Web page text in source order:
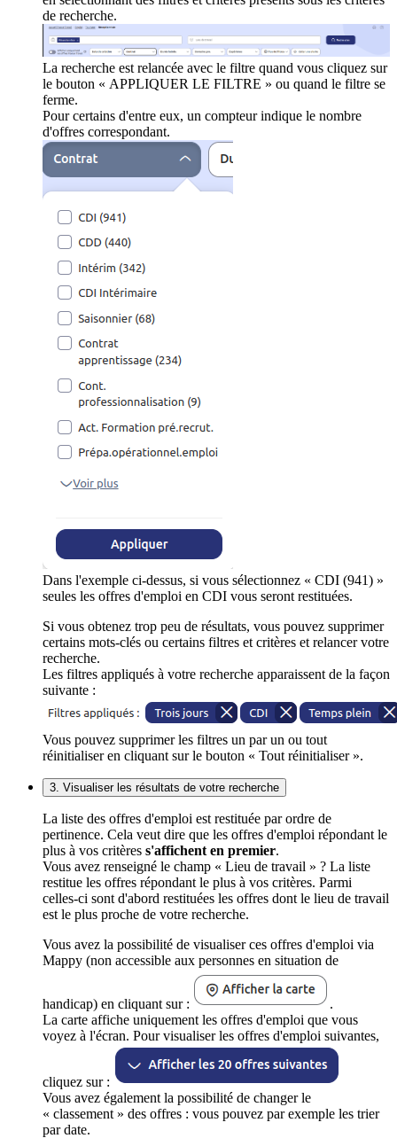
de recherche.
La recherche est relancée avec le filtre quand vous cliquez sur
le bouton « APPLIQUER LE FILTRE » ou quand le filtre se
ferme.
Pour certains d'entre eux, un compteur indique le nombre
d'offres correspondant.
Dans l'exemple ci-dessus, si vous sélectionnez « CDI (941) »
seules les offres d'emploi en CDI vous seront restituées.
Si vous obtenez trop peu de résultats, vous pouvez supprimer
certains mots-clés ou certains filtres et critères et relancer votre
recherche.
Les filtres appliqués à votre recherche apparaissent de la façon
suivante :
Vous pouvez supprimer les filtres un par un ou tout
réinitialiser en cliquant sur le bouton « Tout réinitialiser ».
3. Visualiser les résultats de votre recherche
La liste des offres d'emploi est restituée par ordre de
pertinence. Cela veut dire que les offres d'emploi répondant le
plus à vos critères s'affichent en premier.
Vous avez renseigné le champ « Lieu de travail » ? La liste
restitue les offres répondant le plus à vos critères. Parmi
celles-ci sont d'abord restituées les offres dont le lieu de travail
est le plus proche de votre recherche.
Vous avez la possibilité de visualiser ces offres d'emploi via
Mappy (non accessible aux personnes en situation de
handicap) en cliquant sur :
.
La carte affiche uniquement les offres d'emploi que vous
voyez à l'écran. Pour visualiser les offres d'emploi suivantes,
cliquez sur :
Vous avez également la possibilité de changer le
« classement » des offres : vous pouvez par exemple les trier
par date.